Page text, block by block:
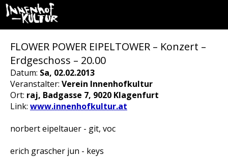
FLOWER POWER EIPELTOWER – Konzert –
Erdgeschoss – 20.00
Datum: Sa, 02.02.2013
Veranstalter: Verein Innenhofkultur
Ort: raj, Badgasse 7, 9020 Klagenfurt
Link: www.innenhofkultur.at
norbert eipeltauer - git, voc
erich grascher jun - keys